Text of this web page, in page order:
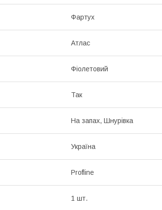
Фартух
Атлас
Фіолетовий
Так
На запах, Шнурівка
Україна
Profline
1 шт.